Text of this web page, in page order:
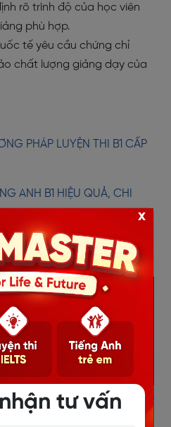
rõ trình độ của học viên
phù hợp.
tế yêu cầu chứng chỉ
chất lượng giảng dạy của
PHÁP LUYỆN THI B1 CẤP
ANH B1 HIỆU QUẢ, CHI
CEFR?
tư vấn
x